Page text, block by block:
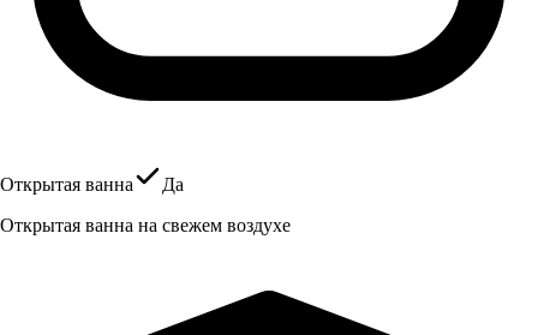
Открытая ванна
Да
Открытая ванна на свежем воздухе